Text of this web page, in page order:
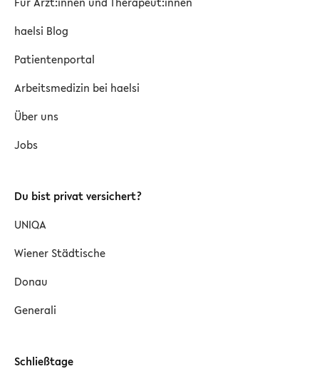
haelsi Blog
Patientenportal
Arbeitsmedizin bei haelsi
Über uns
Jobs
Du bist privat versichert?
UNIQA
Wiener Städtische
Donau
Generali
Schließtage